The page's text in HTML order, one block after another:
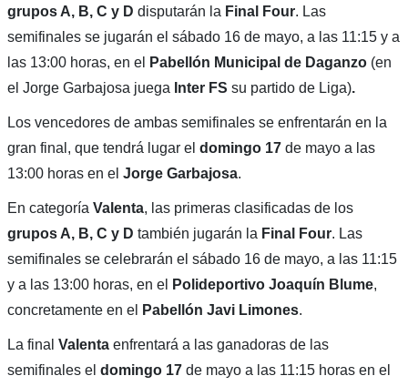
grupos A, B, C y D disputarán la Final Four. Las
semifinales se jugarán el sábado 16 de mayo, a las 11:15 y a
las 13:00 horas, en el
Pabellón Municipal de Daganzo (en
el Jorge Garbajosa juega Inter FS su partido de Liga).
Los vencedores de ambas semifinales se enfrentarán en la
gran final, que tendrá lugar el domingo 17 de mayo a las
13:00 horas en el Jorge Garbajosa.
En categoría Valenta, las primeras clasificadas de los
grupos A, B, C y D también jugarán la Final Four. Las
semifinales se celebrarán el sábado 16 de mayo, a las 11:15
y a las 13:00 horas, en el
Polideportivo Joaquín Blume,
concretamente en el
Pabellón Javi Limones.
La final Valentaenfrentará a las ganadoras de las
semifinales el domingo 17de mayo a las 11:15 horas en el